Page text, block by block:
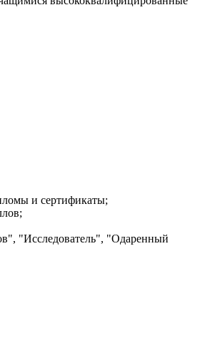
и сертификаты;
"Исследователь", "Одаренный